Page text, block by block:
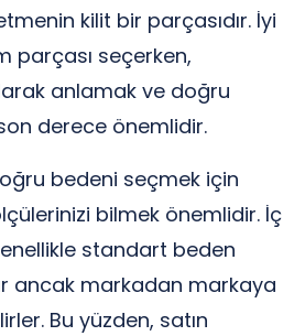
kilit bir parçasıdır. İyi
parçası seçerken,
anlamak ve doğru
derece önemlidir.
bedeni seçmek için
bilmek önemlidir. İç
standart beden
ancak markadan markaya
Bu yüzden, satın